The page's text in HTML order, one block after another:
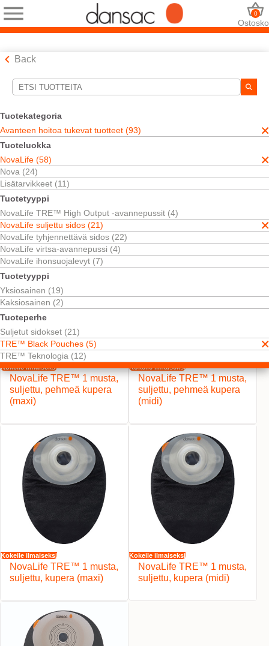
0
Back
Tuotekategoria
Avanteen hoitoa tukevat tuotteet (93)
Tuoteluokka
NovaLife (58)
Nova (24)
Lisätarvikkeet (11)
Tuotetyyppi
NovaLife TRE™ High Output -avannepussit (4)
NovaLife suljettu sidos (21)
NovaLife tyhjennettävä sidos (22)
NovaLife virtsa-avannepussi (4)
NovaLife ihonsuojalevyt (7)
Tuotetyyppi
Yksiosainen (19)
Kaksiosainen (2)
Tuoteperhe
Suljetut sidokset (21)
TRE™ Black Pouches (5)
TRE™ Teknologia (12)
Hakutyökalut
Valintasi:
Avanteen hoitoa tukevat tuotteet
NovaLife
NovaLife suljettu sidos
TRE™ Black Pouches
Valintasi vastasi5tuloksia
Järjestä:
Kokeile ilmaiseksi
NovaLife TRE™ 1 musta,
suljettu, pehmeä kupera
(maxi)
Kokeile ilmaiseksi
NovaLife TRE™ 1 musta,
suljettu, pehmeä kupera
(midi)
Kokeile ilmaiseksi
NovaLife TRE™ 1 musta,
suljettu, kupera (maxi)
Kokeile ilmaiseksi
NovaLife TRE™ 1 musta,
suljettu, kupera (midi)